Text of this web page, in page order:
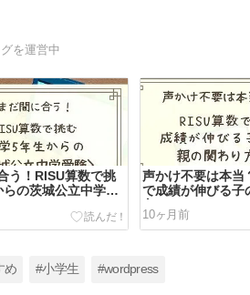
を運営中
う！RISU算数で挑
らの茨城公立中学受
声かけ不要は本当
で成績が伸びる子
10ヶ月前
め #小学生 #wordpress